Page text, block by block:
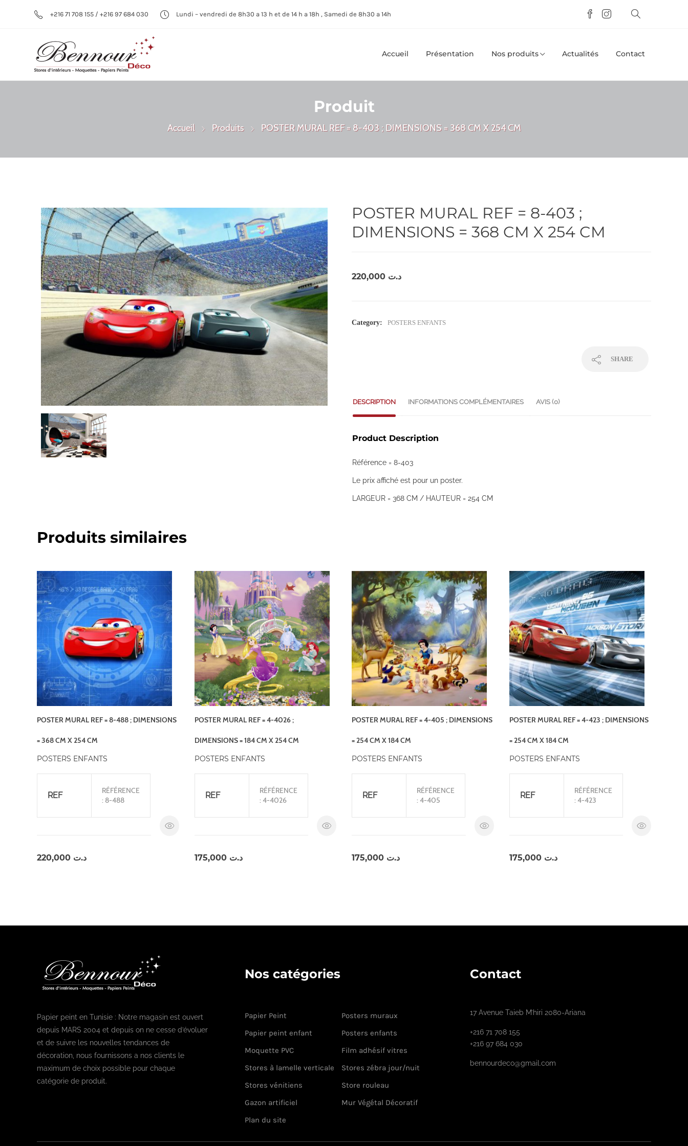
+216 71 708 155 / +216 97 684 030 Lundi – vendredi de 8h30 a 13 h et de 14 h a 18h , Samedi de 8h30 a 14h
Accueil Présentation Nos produits Actualités Contact
Produit
Accueil Produits POSTER MURAL REF = 8-403 ; DIMENSIONS = 368 CM X 254 CM
POSTER MURAL REF = 8-403 ;
DIMENSIONS = 368 CM X 254 CM
د.ت
Category: POSTERS ENFANTS
SHARE
DESCRIPTION INFORMATIONS COMPLÉMENTAIRES AVIS (0)
Product Description
Référence = 8-403
Le prix affiché est pour un poster.
LARGEUR = 368 CM / HAUTEUR = 254 CM
Produits similaires
POSTER MURAL REF = 8-488 ; DIMENSIONS
= 368 CM X 254 CM
POSTERS ENFANTS
REF
RÉFÉRENCE
: 8-488
د.ت
POSTER MURAL REF = 4-4026 ;
DIMENSIONS = 184 CM X 254 CM
POSTERS ENFANTS
REF
RÉFÉRENCE
: 4-4026
د.ت 175,000
POSTER MURAL REF = 4-405 ; DIMENSIONS
= 254 CM X 184 CM
POSTERS ENFANTS
REF
RÉFÉRENCE
: 4-405
د.ت
POSTER MURAL REF = 4-423 ; DIMENSIONS
= 254 CM X 184 CM
POSTERS ENFANTS
REF
RÉFÉRENCE
: 4-423
د.ت 175,000
Papier peint en Tunisie : Notre magasin est ouvert
depuis MARS 2004 et depuis on ne cesse d’évoluer
et de suivre les nouvelles tendances de
décoration, nous fournissons a nos clients le
maximum de choix possible pour chaque
catégorie de produit.
Nos catégories
Papier Peint
Posters muraux
Papier peint enfant
Posters enfants
Moquette PVC
Film adhésif vitres
Stores à lamelle verticale
Stores zébra jour/nuit
Stores vénitiens
Store rouleau
Gazon artificiel
Mur Végétal Décoratif
Plan du site
Contact
17 Avenue Taieb M’hiri 2080-Ariana
+216 71 708 155
+216 97 684 030
bennourdeco@gmail.com